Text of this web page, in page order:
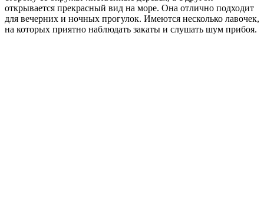
открывается прекрасный вид на море. Она отлично подходит
для вечерних и ночных прогулок. Имеются несколько лавочек,
на которых приятно наблюдать закаты и слушать шум прибоя.